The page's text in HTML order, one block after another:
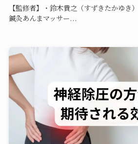
【監修者】・鈴木貴之（すずきたかゆき
鍼灸あんまマッサー...